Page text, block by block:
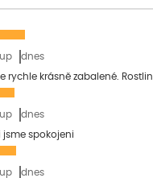
dnes
rychle krásně zabalené.
dnes
jsme spokojeni
dnes